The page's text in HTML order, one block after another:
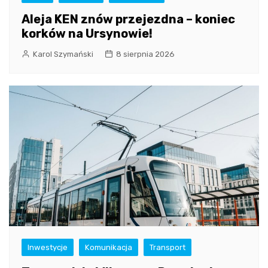
Aleja KEN znów przejezdna – koniec
korków na Ursynowie!
Karol Szymański 8 sierpnia 2026
Inwestycje Komunikacja Transport